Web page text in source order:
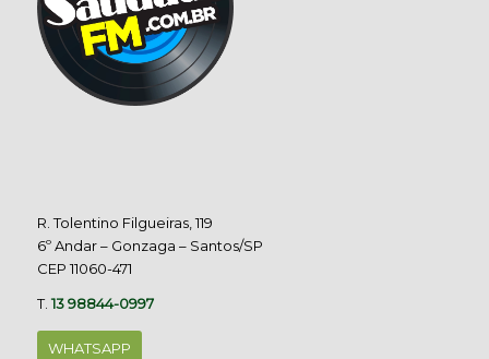
R. Tolentino Filgueiras, 119
6º Andar – Gonzaga – Santos/SP
CEP 11060-471
T.13 98844-0997
WHATSAPP